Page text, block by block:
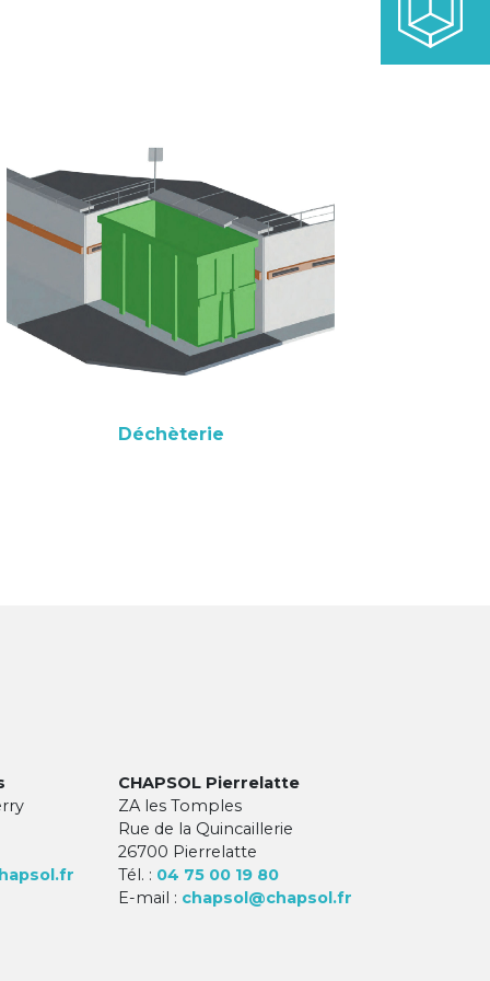
Déchèterie
CHAPSOL Pierrelatte
ZA les Tomples
Rue de la Quincaillerie
26700 Pierrelatte
Tél. : 04 75 00 19 80
E-mail : chapsol@chapsol.fr